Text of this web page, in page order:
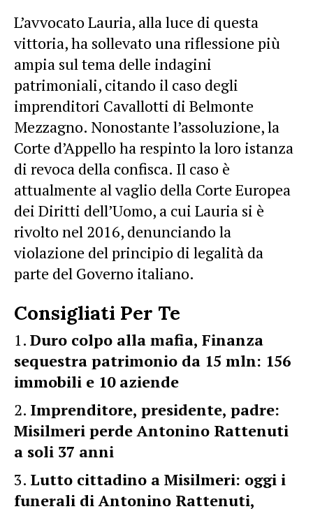
L’avvocato Lauria, alla luce di questa
vittoria, ha sollevato una riflessione più
ampia sul tema delle indagini
patrimoniali, citando il caso degli
imprenditori Cavallotti di Belmonte
Mezzagno. Nonostante l’assoluzione, la
Corte d’Appello ha respinto la loro istanza
di revoca della confisca. Il caso è
attualmente al vaglio della Corte Europea
dei Diritti dell’Uomo, a cui Lauria si è
rivolto nel 2016, denunciando la
violazione del principio di legalità da
parte del Governo italiano.
Consigliati Per Te
Duro colpo alla mafia, Finanza
sequestra patrimonio da 15 mln: 156
immobili e 10 aziende
Imprenditore, presidente, padre:
Misilmeri perde Antonino Rattenuti
a soli 37 anni
Lutto cittadino a Misilmeri: oggi i
funerali di Antonino Rattenuti,